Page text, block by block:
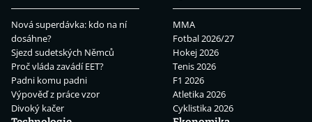
Nová superdávka: kdo na ní
dosáhne?
Sjezd sudetských Němců
Proč vláda zavádí EET?
Padni komu padni
Výpověď z práce vzor
Divoký kačer
MMA
Fotbal 2026/27
Hokej 2026
Tenis 2026
F1 2026
Atletika 2026
Cyklistika 2026